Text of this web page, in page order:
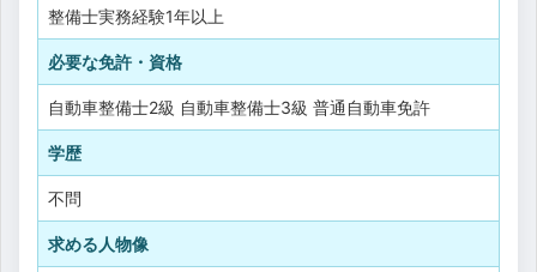
整備士実務経験1年以上
必要な免許・資格
自動車整備士2級 自動車整備士3級 普通自動車免許
学歴
不問
求める人物像